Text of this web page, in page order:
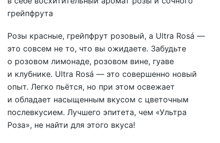
грейпфрута
Розы красные, грейпфрут розовый, а Ultra Rosá —
это совсем не то, что вы ожидаете. Забудьте
о розовом лимонаде, розовом вине, гуаве
и клубнике. Ultra Rosá — это совершенно новый
опыт. Легко пьётся, но при этом освежает
и обладает насыщенным вкусом с цветочным
послевкусием. Лучшего эпитета, чем «Ультра
Роза», не найти для этого вкуса!